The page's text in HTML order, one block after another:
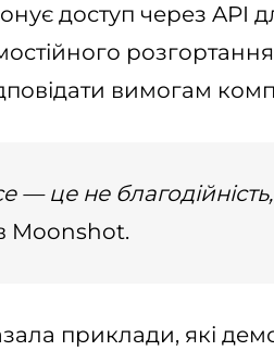
доступ через API
вимогам
— це не
Moonshot.
приклади, які